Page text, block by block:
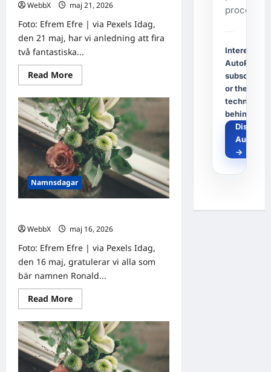
WebbX maj 21, 2026
Foto: Efrem Efre | via Pexels Idag,
den 21 maj, har vi anledning att fira
två fantastiska...
Read MoreRead
more
Idag
gratulerar
vi
Konstantin
och
Conny!
Namnsdagar
WebbX
maj 16, 2026
Foto: Efrem Efre | via Pexels Idag,
den 16 maj, gratulerar vi alla som
bär namnen Ronald...
Read MoreRead
more
Idag
gratulerar
vi
Ronald
och
Ronny!
process.
Interested
AutoPost, a
or the
technology
behind it?
Discover
→